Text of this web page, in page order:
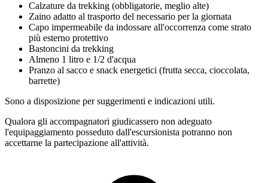
Calzature da trekking (obbligatorie, meglio alte)
Zaino adatto al trasporto del necessario per la giornata
Capo impermeabile da indossare all'occorrenza come strato
più esterno protettivo
Bastoncini da trekking
Almeno 1 litro e 1/2 d'acqua
Pranzo al sacco e snack energetici (frutta secca, cioccolata,
barrette)
Sono a disposizione per suggerimenti e indicazioni utili.
Qualora gli accompagnatori giudicassero non adeguato
l'equipaggiamento posseduto dall'escursionista potranno non
accettarne la partecipazione all'attività.